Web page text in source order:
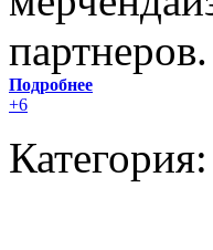
партнеров.
Подробнее
+6
Категория: